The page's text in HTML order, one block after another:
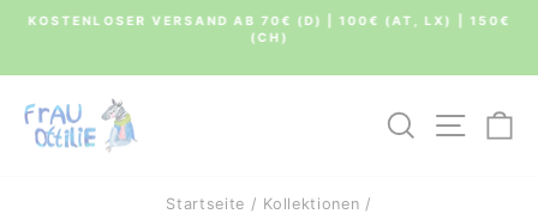
Pause
KOSTENLOSER VERSAND AB 70€ (D) | 100€ (AT, LX) | 150€
(CH)
SUCHE
Startseite / Kollektionen /